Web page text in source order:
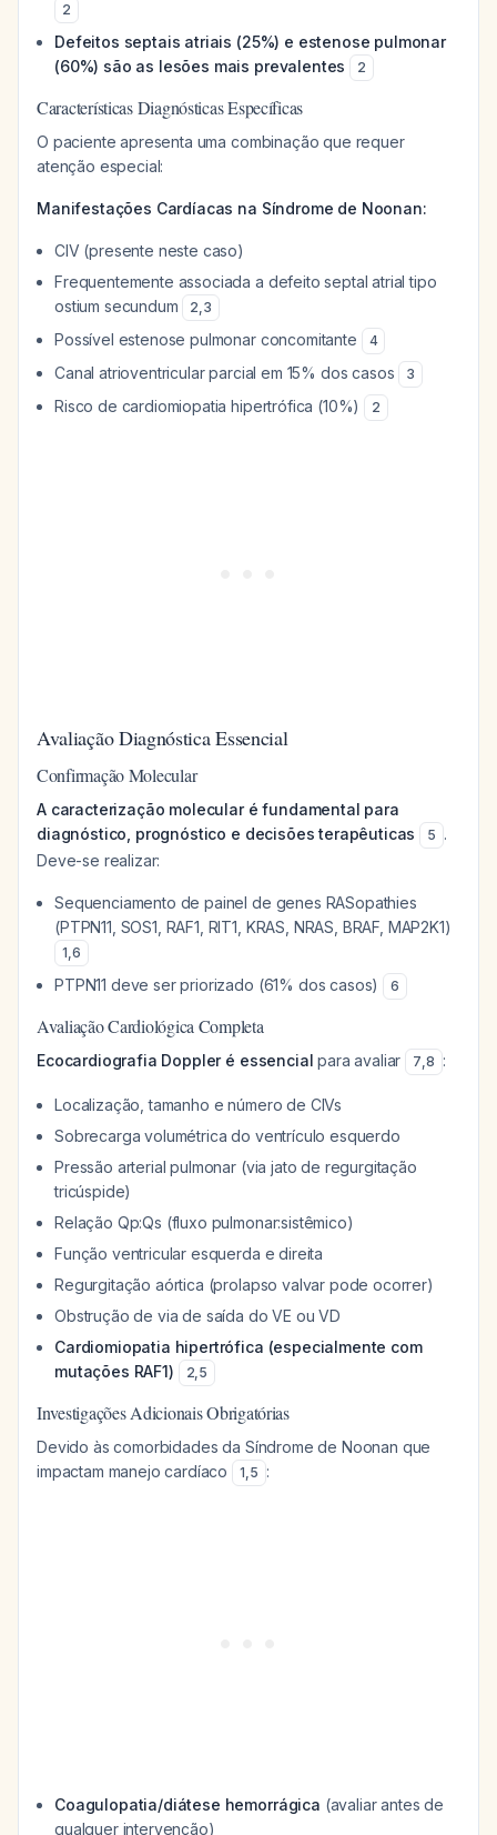
2
Defeitos septais atriais (25%) e estenose pulmonar
(60%) são as lesões mais prevalentes
2
Características Diagnósticas Específicas
O paciente apresenta uma combinação que requer
atenção especial:
Manifestações Cardíacas na Síndrome de Noonan:
CIV (presente neste caso)
Frequentemente associada a defeito septal atrial tipo
ostium secundum
2,3
Possível estenose pulmonar concomitante 4
Canal atrioventricular parcial em 15% dos casos 3
Risco de cardiomiopatia hipertrófica (10%) 2
Avaliação Diagnóstica Essencial
Confirmação Molecular
A caracterização molecular é fundamental para
diagnóstico, prognóstico e decisões terapêuticas
5 .
Deve-se realizar:
Sequenciamento de painel de genes RASopathies
(PTPN11, SOS1, RAF1, RIT1, KRAS, NRAS, BRAF, MAP2K1)
1,6
PTPN11 deve ser priorizado (61% dos casos) 6
Avaliação Cardiológica Completa
Ecocardiografia Doppler é essencial para avaliar 7,8 :
Localização, tamanho e número de CIVs
Sobrecarga volumétrica do ventrículo esquerdo
Pressão arterial pulmonar (via jato de regurgitação
tricúspide)
Relação Qp:Qs (fluxo pulmonar:sistêmico)
Função ventricular esquerda e direita
Regurgitação aórtica (prolapso valvar pode ocorrer)
Obstrução de via de saída do VE ou VD
Cardiomiopatia hipertrófica (especialmente com
mutações RAF1)
2,5
Investigações Adicionais Obrigatórias
Devido às comorbidades da Síndrome de Noonan que
impactam manejo cardíaco
1,5 :
Coagulopatia/diátese hemorrágica (avaliar antes de
qualquer intervenção)